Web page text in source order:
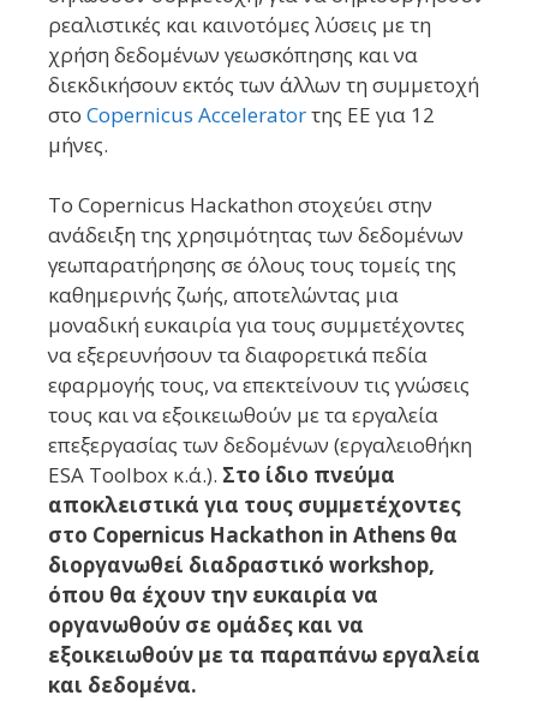
ρεαλιστικές και καινοτόμες λύσεις με τη
χρήση δεδομένων γεωσκόπησης και να
διεκδικήσουν εκτός των άλλων τη συμμετοχή
στο Copernicus Acceleratorτης ΕΕ για 12
μήνες.
Το Copernicus Hackathon στοχεύει στην
ανάδειξη της χρησιμότητας των δεδομένων
γεωπαρατήρησης σε όλους τους τομείς της
καθημερινής ζωής, αποτελώντας μια
μοναδική ευκαιρία για τους συμμετέχοντες
να εξερευνήσουν τα διαφορετικά πεδία
εφαρμογής τους, να επεκτείνουν τις γνώσεις
τους και να εξοικειωθούν με τα εργαλεία
επεξεργασίας των δεδομένων (εργαλειοθήκη
ESA Toolbox κ.ά.). Στο ίδιο πνεύμα
αποκλειστικά για τους συμμετέχοντες
στο Copernicus Hackathon in Athens θα
διοργανωθεί διαδραστικό workshop,
όπου θα έχουν την ευκαιρία να
οργανωθούν σε ομάδες και να
εξοικειωθούν με τα παραπάνω εργαλεία
και δεδομένα.